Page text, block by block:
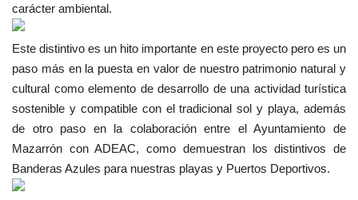
carácter ambiental.
Este distintivo es un hito importante en este proyecto pero es un
paso más en la puesta en valor de nuestro patrimonio natural y
cultural como elemento de desarrollo de una actividad turística
sostenible y compatible con el tradicional sol y playa, además
de otro paso en la colaboración entre el Ayuntamiento de
Mazarrón con ADEAC, como demuestran los distintivos de
Banderas Azules para nuestras playas y Puertos Deportivos.